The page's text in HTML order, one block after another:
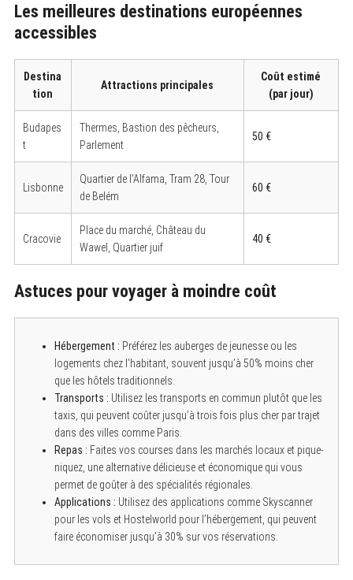
Les meilleures destinations européennes
accessibles
Destina
tion
Attractions principales
Coût estimé
(par jour)
Budapes
t
Thermes, Bastion des pêcheurs,
Parlement
50 €
Lisbonne
Quartier de l’Alfama, Tram 28, Tour
de Belém
60 €
Cracovie
Place du marché, Château du
Wawel, Quartier juif
40 €
Astuces pour voyager à moindre coût
Hébergement : Préférez les auberges de jeunesse ou les
logements chez l’habitant, souvent jusqu’à 50% moins cher
que les hôtels traditionnels.
Transports : Utilisez les transports en commun plutôt que les
taxis, qui peuvent coûter jusqu’à trois fois plus cher par trajet
dans des villes comme Paris.
Repas : Faites vos courses dans les marchés locaux et pique-
niquez, une alternative délicieuse et économique qui vous
permet de goûter à des spécialités régionales.
Applications : Utilisez des applications comme Skyscanner
pour les vols et Hostelworld pour l’hébergement, qui peuvent
faire économiser jusqu’à 30% sur vos réservations.